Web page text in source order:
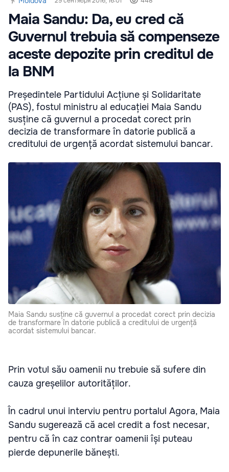
Maia Sandu: Da, eu cred că
Guvernul trebuia să compenseze
aceste depozite prin creditul de
la BNM
Președintele Partidului Acțiune și Solidaritate
(PAS), fostul ministru al educației Maia Sandu
susține că guvernul a procedat corect prin
decizia de transformare în datorie publică a
creditului de urgență acordat sistemului bancar.
Maia Sandu susține că guvernul a procedat corect prin decizia
de transformare în datorie publică a creditului de urgență
acordat sistemului bancar.
Prin votul său oamenii nu trebuie să sufere din
cauza greșelilor autorităților.
În cadrul unui interviu pentru portalul Agora, Maia
Sandu sugerează că acel credit a fost necesar,
pentru că în caz contrar oamenii își puteau
pierde depunerile bănești.